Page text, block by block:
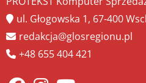
ul. Głogowska 1, 67-400
redakcja@glosregionu.pl
+48 655 404 421